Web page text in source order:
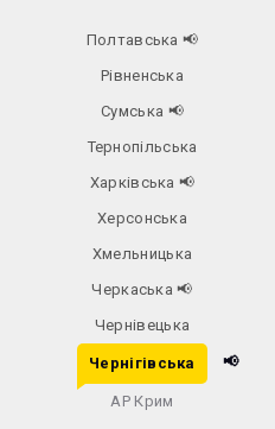
Полтавська 📢
Рівненська
Сумська 📢
Тернопільська
Харківська 📢
Херсонська
Хмельницька
Черкаська📢
Чернівецька
Чернігівська 📢
АР Крим